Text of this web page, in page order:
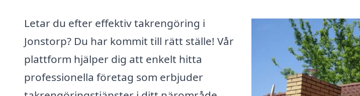
Letar du efter effektiv takrengöring i
Jonstorp? Du har kommit till rätt ställe! Vår
plattform hjälper dig att enkelt hitta
professionella företag som erbjuder